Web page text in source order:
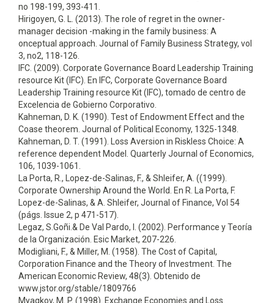
no 198-199, 393-411.
Hirigoyen, G. L. (2013). The role of regret in the owner-
manager decision -making in the family business: A
onceptual approach. Journal of Family Business Strategy, vol
3, no2, 118-126.
IFC. (2009). Corporate Governance Board Leadership Training
resource Kit (IFC). En IFC, Corporate Governance Board
Leadership Training resource Kit (IFC), tomado de centro de
Excelencia de Gobierno Corporativo.
Kahneman, D. K. (1990). Test of Endowment Effect and the
Coase theorem. Journal of Political Economy, 1325-1348.
Kahneman, D. T. (1991). Loss Aversion in Riskless Choice: A
reference dependent Model. Quarterly Journal of Economics,
106, 1039-1061.
La Porta, R., Lopez-de-Salinas, F., & Shleifer, A. ((1999).
Corporate Ownership Around the World. En R. La Porta, F.
Lopez-de-Salinas, & A. Shleifer, Journal of Finance, Vol 54
(págs. Issue 2, p 471-517).
Legaz, S.Goñi.& De Val Pardo, I. (2002). Performance y Teoría
de la Organización. Esic Market, 207-226.
Modigliani, F., & Miller, M. (1958). The Cost of Capital,
Corporation Finance and the Theory of Investment. The
American Economic Review, 48(3). Obtenido de
www.jstor.org/stable/1809766
Myagkov, M. P. (1998). Exchange Economies and Loss